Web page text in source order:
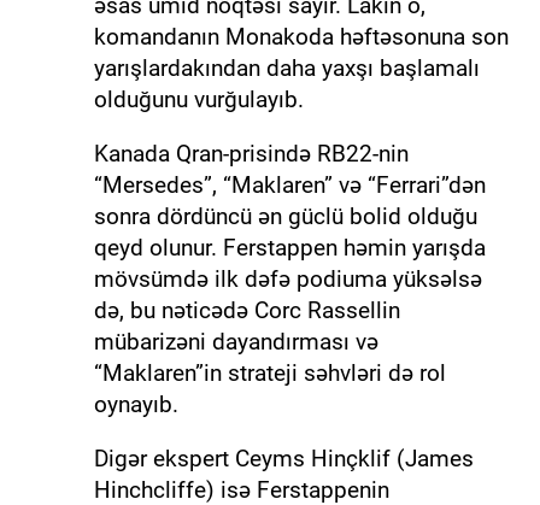
komandanın Monakoda həftəsonuna son
yarışlardakından daha yaxşı başlamalı
olduğunu vurğulayıb.
Kanada Qran-prisində RB22-nin
“Mersedes”, “Maklaren” və “Ferrari”dən
sonra dördüncü ən güclü bolid olduğu
qeyd olunur. Ferstappen həmin yarışda
mövsümdə ilk dəfə podiuma yüksəlsə
də, bu nəticədə Corc Rassellin
mübarizəni dayandırması və
“Maklaren”in strateji səhvləri də rol
oynayıb.
Digər ekspert Ceyms Hinçklif (James
Hinchcliffe) isə Ferstappenin